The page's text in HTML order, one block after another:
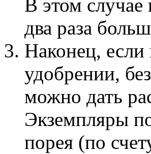
В этом случае
два раза
Наконец, если
удобрении,
можно дать
Экземпляры
порея (по